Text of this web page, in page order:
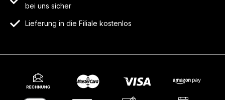
bei uns sicher
Lieferung in die Filiale kostenlos